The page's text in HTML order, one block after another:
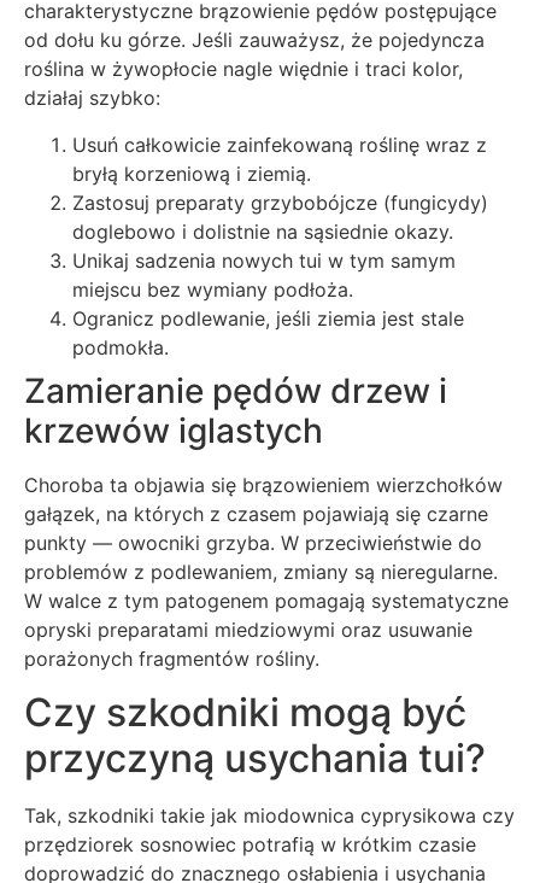
charakterystyczne brązowienie pędów postępujące
od dołu ku górze. Jeśli zauważysz, że pojedyncza
roślina w żywopłocie nagle więdnie i traci kolor,
działaj szybko:
Usuń całkowicie zainfekowaną roślinę wraz z
bryłą korzeniową i ziemią.
Zastosuj preparaty grzybobójcze (fungicydy)
doglebowo i dolistnie na sąsiednie okazy.
Unikaj sadzenia nowych tui w tym samym
miejscu bez wymiany podłoża.
Ogranicz podlewanie, jeśli ziemia jest stale
podmokła.
Zamieranie pędów drzew i
krzewów iglastych
Choroba ta objawia się brązowieniem wierzchołków
gałązek, na których z czasem pojawiają się czarne
punkty — owocniki grzyba. W przeciwieństwie do
problemów z podlewaniem, zmiany są nieregularne.
W walce z tym patogenem pomagają systematyczne
opryski preparatami miedziowymi oraz usuwanie
porażonych fragmentów rośliny.
Czy szkodniki mogą być
przyczyną usychania tui?
Tak, szkodniki takie jak miodownica cyprysikowa czy
przędziorek sosnowiec potrafią w krótkim czasie
doprowadzić do znacznego osłabienia i usychania